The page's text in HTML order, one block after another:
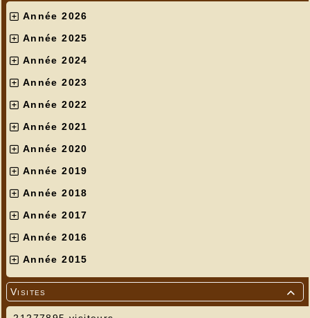
Année 2026
Année 2025
Année 2024
Année 2023
Année 2022
Année 2021
Année 2020
Année 2019
Année 2018
Année 2017
Année 2016
Année 2015

Visites